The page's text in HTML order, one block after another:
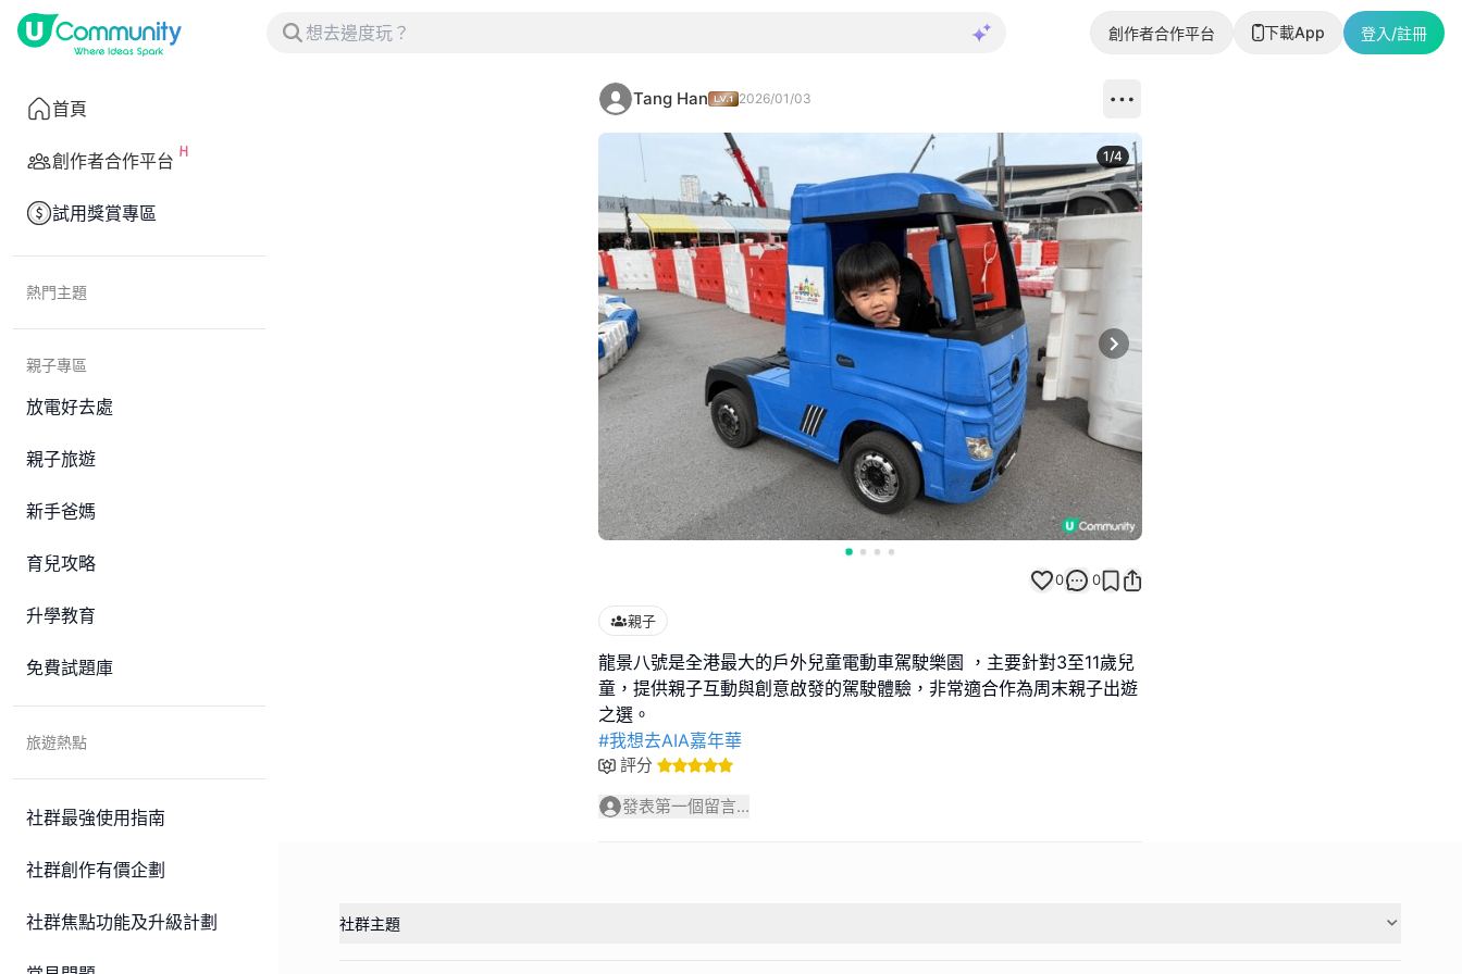
創作者合作平台 下載App 登入/註冊
首頁
創作者合作平台
試用獎賞專區
熱門主題
親子專區
放電好去處
親子旅遊
新手爸媽
育兒攻略
升學教育
免費試題庫
旅遊熱點
社群最強使用指南
社群創作有價企劃
社群焦點功能及升級計劃
Tang Han 2026/01/03
Next slide
1/4
0 0
親子
龍景八號是全港最大的戶外兒童電動車駕駛樂園 ，主要針對3至11歲兒
童，提供親子互動與創意啟發的駕駛體驗，非常適合作為周末親子出遊
#我想去AIA嘉年華
評分
發表第一個留言...
社群主題